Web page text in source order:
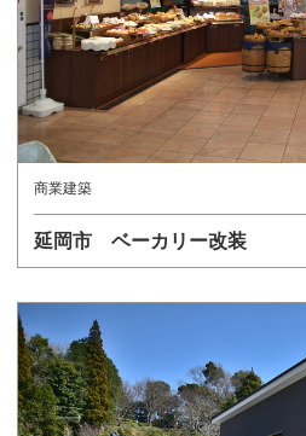
商業建築
延岡市 ベーカリー改装